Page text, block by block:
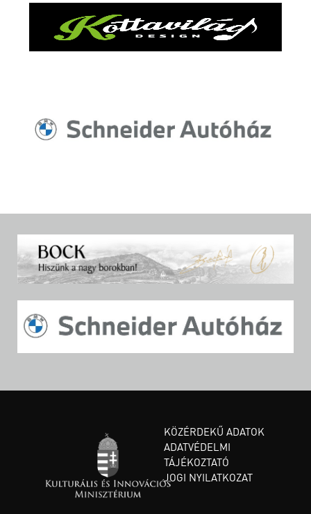
KÖZÉRDEKŰ ADATOK
ADATVÉDELMI
TÁJÉKOZTATÓ
JOGI NYILATKOZAT